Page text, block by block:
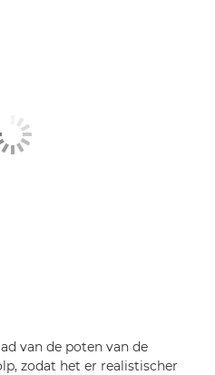
van de poten van de
zodat het er realistischer